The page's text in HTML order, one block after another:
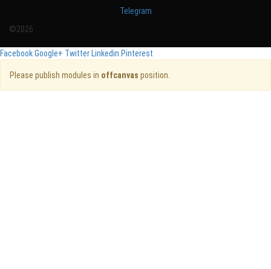
Telegram
©2026
FacebookGoogle+ Twitter Linkedin Pinterest
Please publish modules in offcanvas position.